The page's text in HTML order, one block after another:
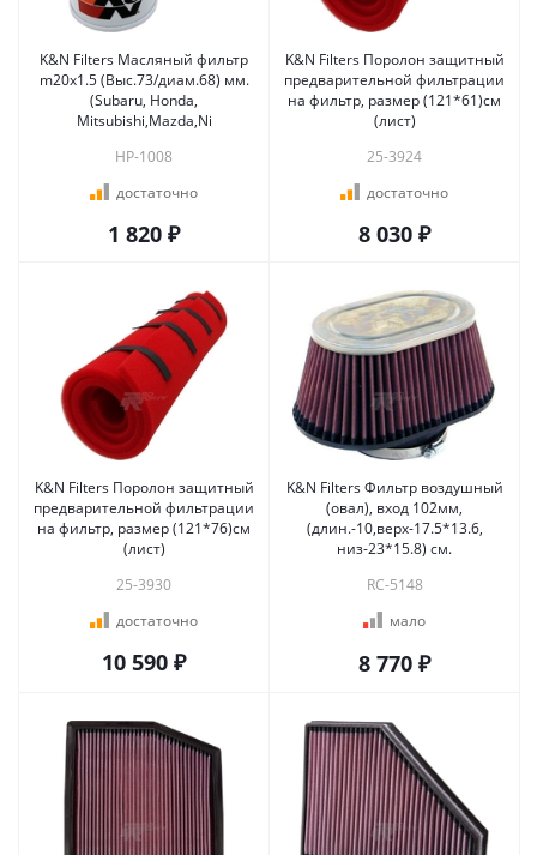
K&N Filters Масляный фильтр
m20x1.5 (Выс.73/диам.68) мм.
(Subaru, Honda,
Mitsubishi,Mazda,Ni
HP-1008
достаточно
1 820 ₽
K&N Filters Поролон защитный
предварительной фильтрации
на фильтр, размер (121*61)см
(лист)
25-3924
достаточно
8 030 ₽
K&N Filters Поролон защитный
предварительной фильтрации
на фильтр, размер (121*76)см
(лист)
25-3930
достаточно
10 590 ₽
K&N Filters Фильтр воздушный
(овал), вход 102мм,
(длин.-10,верх-17.5*13.6,
низ-23*15.8) см.
RC-5148
мало
8 770 ₽